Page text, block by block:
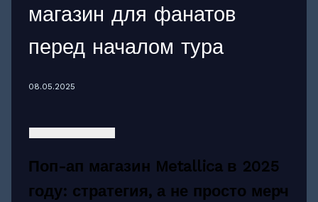
магазин для фанатов
перед началом тура
08.05.2025
Поп-ап магазин Metallica в 2025
году: стратегия, а не просто мерч